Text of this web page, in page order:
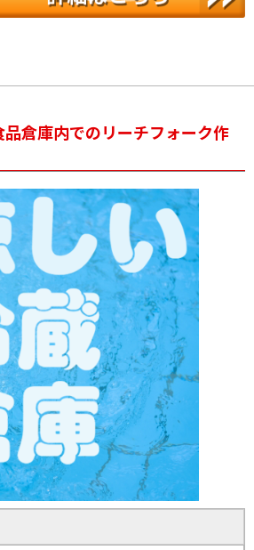
倉庫内でのリーチフォーク作